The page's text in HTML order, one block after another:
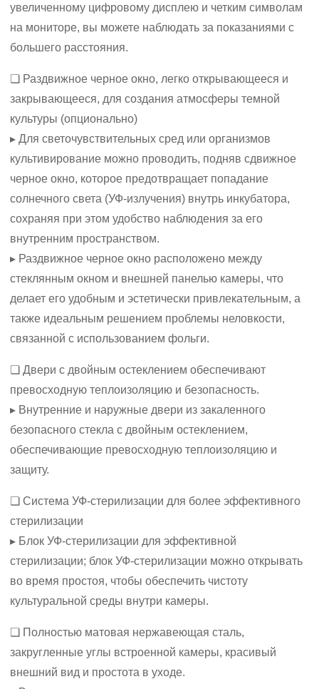
увеличенному цифровому дисплею и четким символам
на мониторе, вы можете наблюдать за показаниями с
большего расстояния.
❏ Раздвижное черное окно, легко открывающееся и
закрывающееся, для создания атмосферы темной
культуры (опционально)
▸ Для светочувствительных сред или организмов
культивирование можно проводить, подняв сдвижное
черное окно, которое предотвращает попадание
солнечного света (УФ-излучения) внутрь инкубатора,
сохраняя при этом удобство наблюдения за его
внутренним пространством.
▸ Раздвижное черное окно расположено между
стеклянным окном и внешней панелью камеры, что
делает его удобным и эстетически привлекательным, а
также идеальным решением проблемы неловкости,
связанной с использованием фольги.
❏ Двери с двойным остеклением обеспечивают
превосходную теплоизоляцию и безопасность.
▸ Внутренние и наружные двери из закаленного
безопасного стекла с двойным остеклением,
обеспечивающие превосходную теплоизоляцию и
защиту.
❏ Система УФ-стерилизации для более эффективного
стерилизации
▸ Блок УФ-стерилизации для эффективной
стерилизации; блок УФ-стерилизации можно открывать
во время простоя, чтобы обеспечить чистоту
культуральной среды внутри камеры.
❏ Полностью матовая нержавеющая сталь,
закругленные углы встроенной камеры, красивый
внешний вид и простота в уходе.